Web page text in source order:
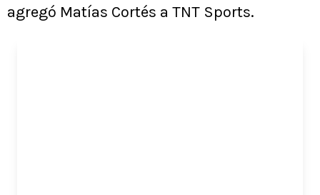
agregó Matías Cortés a TNT Sports.